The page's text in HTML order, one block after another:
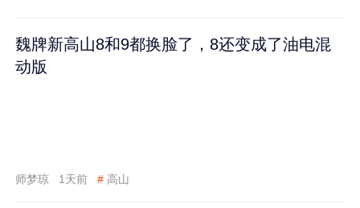
魏牌新高山8和9都换脸了，8还变成了油电混
动版
师梦琼 1天前 # 高山